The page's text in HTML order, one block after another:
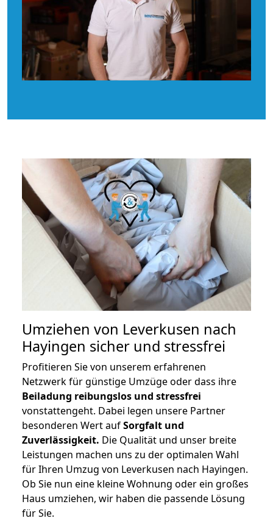
Umziehen von Leverkusen nach
Hayingen sicher und stressfrei
Profitieren Sie von unserem erfahrenen
Netzwerk für günstige Umzüge oder dass ihre
Beiladung reibungslos und stressfrei
vonstattengeht. Dabei legen unsere Partner
besonderen Wert aufSorgfalt und
Zuverlässigkeit. Die Qualität und unser breite
Leistungen machen uns zu der optimalen Wahl
für Ihren Umzug von Leverkusen nach Hayingen.
Ob Sie nun eine kleine Wohnung oder ein großes
Haus umziehen, wir haben die passende Lösung
für Sie.